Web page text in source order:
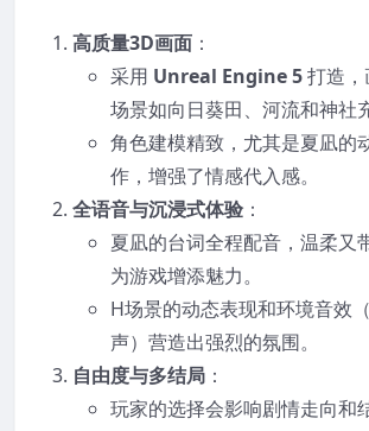
高质量3D画面 ：
采用 Unreal Engine 5打造
场景如向日葵田、河流和神社
角色建模精致，尤其是夏凪的
作，增强了情感代入感。
全语音与沉浸式体验 ：
夏凪的台词全程配音，温柔又
为游戏增添魅力。
H场景的动态表现和环境音效
声）营造出强烈的氛围。
自由度与多结局 ：
玩家的选择会影响剧情走向和